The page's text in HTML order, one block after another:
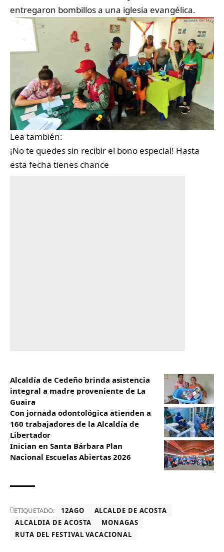
entregaron bombillos a una iglesia evangélica.
Lea también:
¡No te quedes sin recibir el bono especial! Hasta
esta fecha tienes chance
Alcaldía de Cedeño brinda asistencia
integral a madre proveniente de La
Guaira
Con jornada odontológica atienden a
160 trabajadores de la Alcaldía de
Libertador
Inician en Santa Bárbara Plan
Nacional Escuelas Abiertas 2026
ETIQUETADO: 12AGO
ALCALDE DE ACOSTA
ALCALDIA DE ACOSTA
MONAGAS
RUTA DEL FESTIVAL VACACIONAL